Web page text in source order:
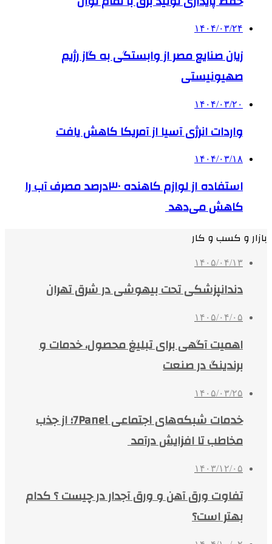
۱۴۰۴/۰۳/۲۴
زیان صنایع مصر از وابستگی به گاز رژیم
صهیونیستی
۱۴۰۴/۰۳/۲۰
واردات انرژی آسیا از آمریکا کاهش یافت
۱۴۰۴/۰۳/۱۸
استفاده از لوازم کاهنده ۳۰درصد مصرف آب را
کاهش می‌دهد
بازار و کسب و کار
۱۴۰۵/۰۴/۱۳
دندانپزشکی تحت بیهوشی در شرق تهران
۱۴۰۵/۰۴/۰۵
اهمیت آگهی برای تبلیغ محصول، خدمات و
برندینگ در صنعت
۱۴۰۵/۰۳/۲۵
خدمات شبکه‌های اجتماعی 7Panel؛ از جذب
مخاطب تا افزایش درآمد
۱۴۰۳/۱۲/۰۵
تفاوت ورق آهن و ورق آجدار در چیست ؟ کدام
بهتر است؟